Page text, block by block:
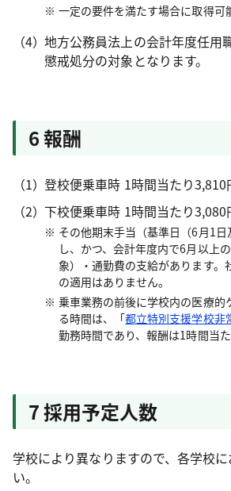
一定の要件を満たす場合に取得可
地方公務員法上の会計年度任用
懲戒処分の対象となります。
6 報酬
登校便乗車時 1時間当たり3,810
下校便乗車時 1時間当たり3,080
その他期末手当（基準日（6月1
し、かつ、会計年度内で6月以上
象）・通勤費の支給があります。
の適用はありません。
乗車業務の前後に学校内の医療的
る時間は、「都立特別支援学校非
勤務時間であり、報酬は1時間当た
7 採用予定人数
学校により異なりますので、各学校
い。